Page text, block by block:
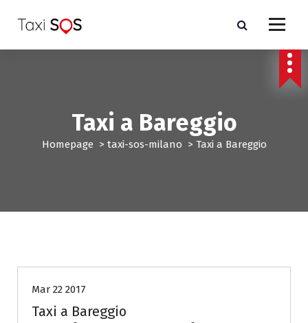
a
Taxi a Bareggio
Homepage > taxi-sos-milano > Taxi a Bareggio
Mar 22 2017
Taxi a Bareggio